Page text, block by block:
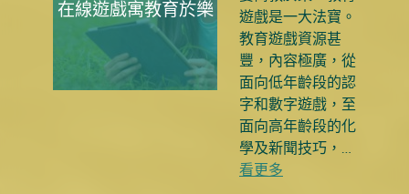
在線遊戲寓教育於樂
遊戲是一大法寶。
教育遊戲資源甚
豐，內容極廣，從
面向低年齡段的認
字和數字遊戲，至
面向高年齡段的化
學及新聞技巧，…
看更多